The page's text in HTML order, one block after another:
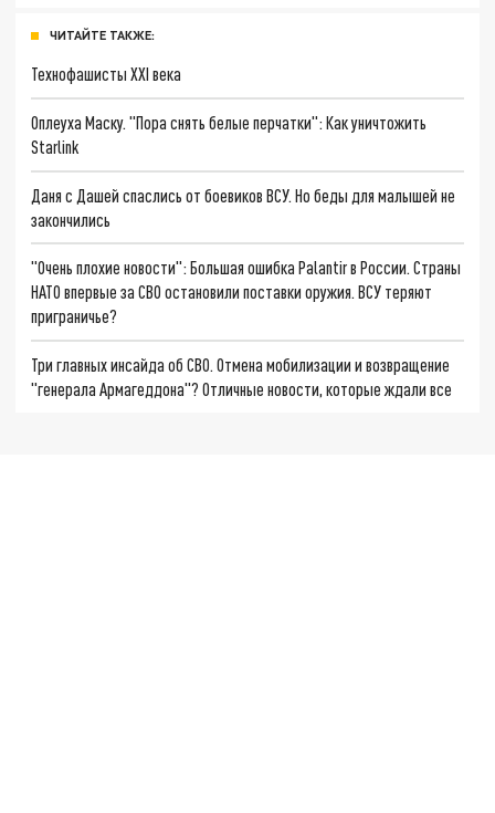
ЧИТАЙТЕ ТАКЖЕ:
Технофашисты XXI века
Оплеуха Маску. "Пора снять белые перчатки": Как уничтожить
Starlink
Даня с Дашей спаслись от боевиков ВСУ. Но беды для малышей не
закончились
"Очень плохие новости": Большая ошибка Palantir в России. Страны
НАТО впервые за СВО остановили поставки оружия. ВСУ теряют
приграничье?
Три главных инсайда об СВО. Отмена мобилизации и возвращение
"генерала Армагеддона"? Отличные новости, которые ждали все